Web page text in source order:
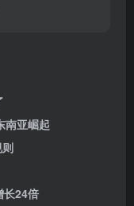
南亚崛起
长24倍